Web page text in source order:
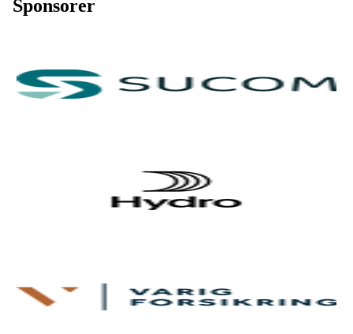
Sponsorer